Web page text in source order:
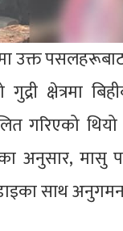
उक्त पसलहरूबाट
गुद्री क्षेत्रमा
गरिएको
अनुसार, मासु
साथ अनुगमन